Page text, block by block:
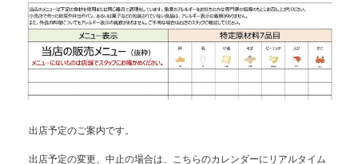
出店予定のご案内です。
出店予定の変更、中止の場合は、こちらのカレンダーにリアルタイム